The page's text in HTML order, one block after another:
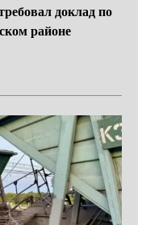
доклад по
районе